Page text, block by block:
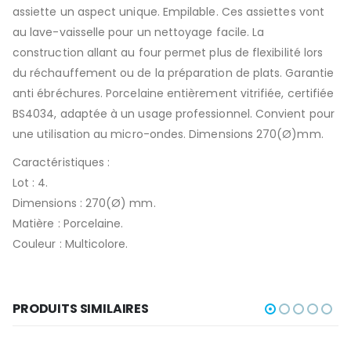
assiette un aspect unique. Empilable. Ces assiettes vont
au lave-vaisselle pour un nettoyage facile. La
construction allant au four permet plus de flexibilité lors
du réchauffement ou de la préparation de plats. Garantie
anti ébréchures. Porcelaine entièrement vitrifiée, certifiée
BS4034, adaptée à un usage professionnel. Convient pour
une utilisation au micro-ondes. Dimensions 270(Ø)mm.
Caractéristiques :
Lot : 4.
Dimensions : 270(Ø) mm.
Matière : Porcelaine.
Couleur : Multicolore.
PRODUITS SIMILAIRES